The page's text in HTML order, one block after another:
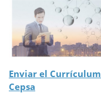
Enviar el
Cepsa